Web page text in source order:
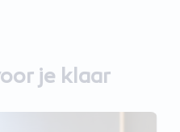
je klaar